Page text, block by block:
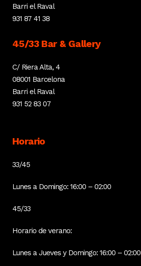
Barri el Raval
931 87 41 38
45/33 Bar & Gallery
C/ Riera Alta, 4
08001 Barcelona
Barri el Raval
931 52 83 07
Horario
33/45
Lunes a Domingo: 16:00 – 02:00
45/33
Horario de verano:
Lunes a Jueves y Domingo: 16:00 – 02:00